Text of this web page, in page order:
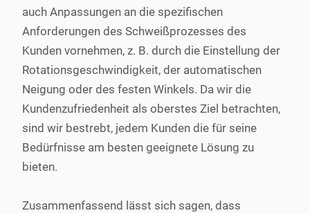
auch Anpassungen an die spezifischen
Anforderungen des Schweißprozesses des
Kunden vornehmen, z. B. durch die Einstellung der
Rotationsgeschwindigkeit, der automatischen
Neigung oder des festen Winkels. Da wir die
Kundenzufriedenheit als oberstes Ziel betrachten,
sind wir bestrebt, jedem Kunden die für seine
Bedürfnisse am besten geeignete Lösung zu
bieten.
Zusammenfassend lässt sich sagen, dass